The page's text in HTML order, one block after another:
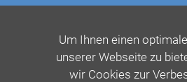
Um Ihnen einen
unserer Webseite zu
wir Cookies zur